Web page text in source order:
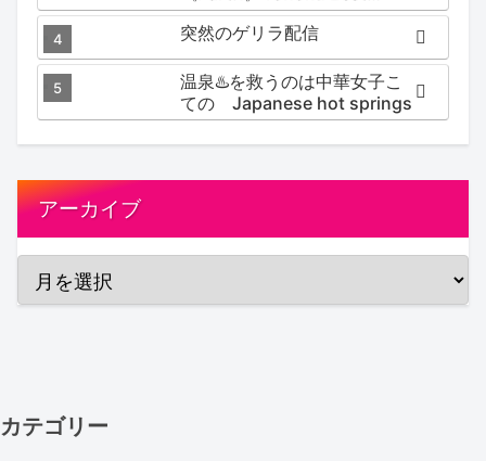
Secret hotspring #japan
#koteno
突然のゲリラ配信
温泉♨️を救うのは中華女子こ
ての Japanese hot springs
アーカイブ
カテゴリー